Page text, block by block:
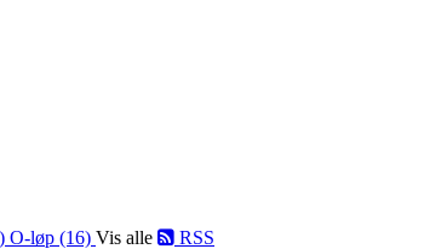
O-løp (16) Vis alle RSS